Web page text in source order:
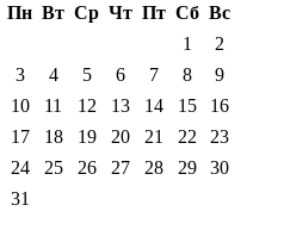
Пн Вт Ср Чт Пт Сб Вс
1
2
3
4 5 6 7 8
9
10
11 12 13 14 15
16
17
18 19 20 21 22
23
24
25 26 27 28 29
30
31